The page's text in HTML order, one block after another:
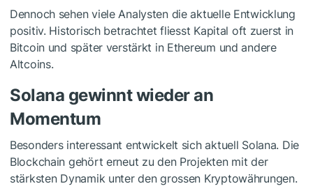
Dennoch sehen viele Analysten die aktuelle Entwicklung
positiv. Historisch betrachtet fliesst Kapital oft zuerst in
Bitcoin und später verstärkt in Ethereum und andere
Altcoins.
Solana gewinnt wieder an
Momentum
Besonders interessant entwickelt sich aktuell Solana. Die
Blockchain gehört erneut zu den Projekten mit der
stärksten Dynamik unter den grossen Kryptowährungen.